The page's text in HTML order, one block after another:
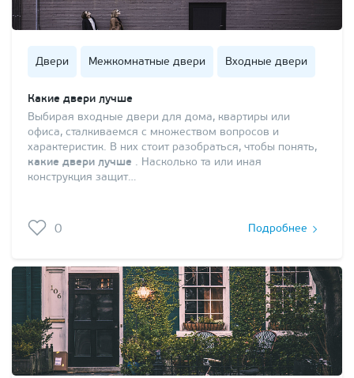
Двери Межкомнатные двери Входные двери
Какие двери лучше
Выбирая входные двери для дома, квартиры или
офиса, сталкиваемся с множеством вопросов и
характеристик. В них стоит разобраться, чтобы понять,
какие двери лучше . Насколько та или иная
конструкция защит…
0 Подробнее